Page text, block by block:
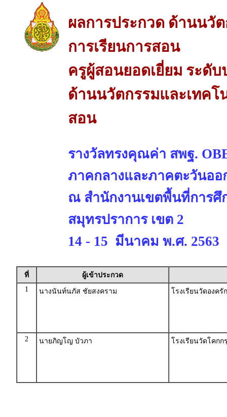
ผลการประกวด ด้านนวั
การเรียนการสอน
ครูผู้สอนยอดเยี่ยม ระดั
ด้านนวัตกรรมและเทคโ
สอน
รางวัลทรงคุณค่า สพฐ.
ภาคกลางและภาคตะวันออ
ณ สำนักงานเขตพื้นที่การศึ
สมุทรปราการ เขต 2
14 - 15 มีนาคม พ.ศ. 2563
ที่
ผู้เข้าประกวด
1
นางนันท์นภัส ชัยสงคราม โรงเรียนวัดองค
2 นายภิญโญ บัวภา โรงเรียนวัดโคก